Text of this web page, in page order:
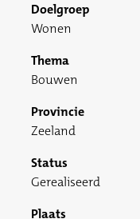
Doelgroep
Wonen
Thema
Bouwen
Provincie
Zeeland
Status
Gerealiseerd
Plaats